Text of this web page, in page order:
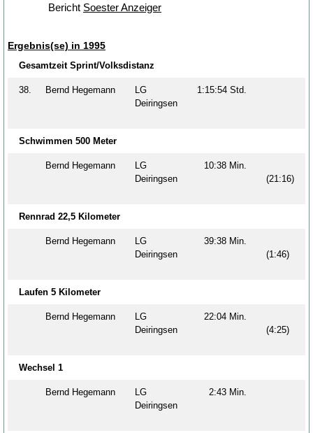
Bericht Soester Anzeiger
Ergebnis(se) in 1995
Gesamtzeit Sprint/Volksdistanz
38. Bernd Hegemann
LG
Deiringsen
1:15:54 Std.
Schwimmen 500 Meter
Bernd Hegemann
LG
Deiringsen
10:38 Min.
(21:16)
Rennrad 22,5 Kilometer
Bernd Hegemann
LG
Deiringsen
39:38 Min.
(1:46)
Laufen 5 Kilometer
Bernd Hegemann
LG
Deiringsen
22:04 Min.
(4:25)
Wechsel 1
Bernd Hegemann
LG
Deiringsen
2:43 Min.